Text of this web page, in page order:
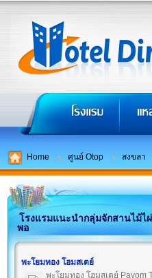
Home ศูนย์ Otop สงขลา
โรงแรมแนะนำกลุ่มจักสานไม้ไ
พอ
พะโยมทอง โฮมสเตย์
พะโยมทอง โฮมสเตย์ Payom